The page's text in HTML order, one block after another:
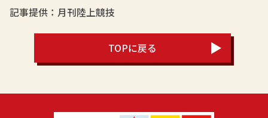
記事提供：月刊陸上競技
TOPに戻る